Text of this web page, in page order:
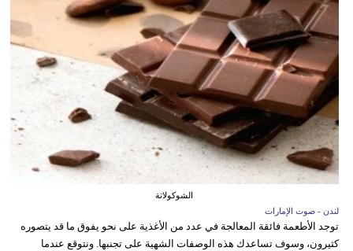
الشوكولاتة
لندن - صوت الإمارات
توجد الأطعمة فائقة المعالجة في عدد من الأغذية على نحو يفوق ما قد يتصوره
كثيرون، وسوف تساعدك هذه الوصفات الشهية على تجنبها. ونتوقع عندما